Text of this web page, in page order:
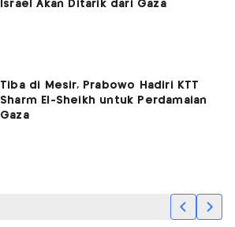
Israel Akan Ditarik dari Gaza
Tiba di Mesir, Prabowo Hadiri KTT
Sharm El-Sheikh untuk Perdamaian
Gaza